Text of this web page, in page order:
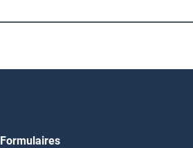
Formulaires